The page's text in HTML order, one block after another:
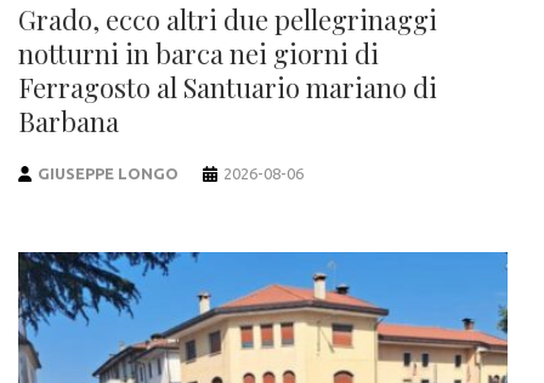
Grado, ecco altri due pellegrinaggi
notturni in barca nei giorni di
Ferragosto al Santuario mariano di
Barbana
GIUSEPPE LONGO 2026-08-06